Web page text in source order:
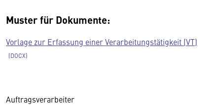
Muster für Dokumente:
Vorlage zur Erfassung einer Verarbeitungstätigkeit (VT)
Auftragsverarbeiter